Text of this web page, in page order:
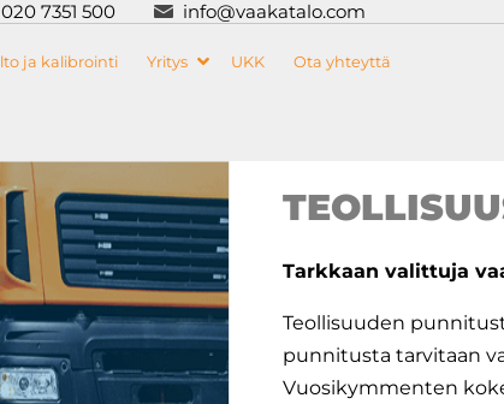
020 7351 500 info@vaakatalo.com
ja kalibrointi Yritys UKK Ota yhteyttä
Tarkkaan valittuja
Teollisuuden
punnitusta tarvitaan
Vuosikymmenten